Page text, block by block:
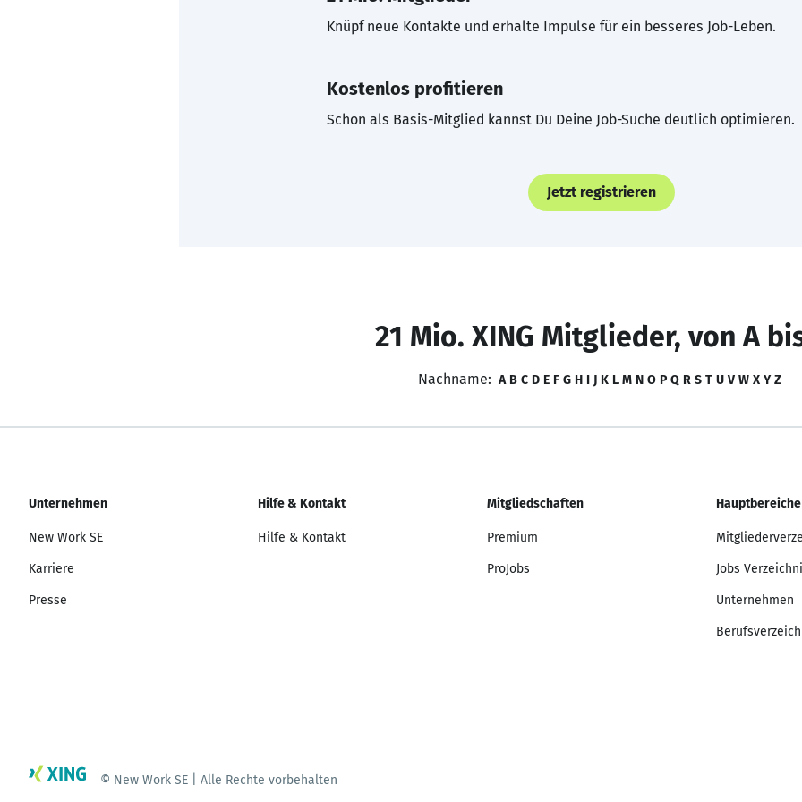
Knüpf neue Kontakte und erhalte Impulse für ein besseres Job-Leben.
Kostenlos profitieren
Schon als Basis-Mitglied kannst Du Deine Job-Suche deutlich optimieren.
Jetzt registrieren
21 Mio. XING Mitglieder, von A
Nachname: A B C D E F G H I J K L M N O P Q R S T U V W X Y Z
Unternehmen
New Work SE
Karriere
Presse
Hilfe & Kontakt
Hilfe & Kontakt
Mitgliedschaften
Premium
ProJobs
Hauptbereiche
Jobs
Unternehmen
© New Work SE | Alle Rechte vorbehalten